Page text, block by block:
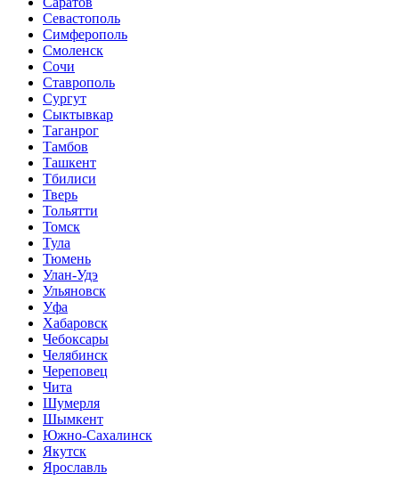
Севастополь
Симферополь
Смоленск
Сочи
Ставрополь
Сургут
Сыктывкар
Таганрог
Тамбов
Ташкент
Тбилиси
Тверь
Тольятти
Томск
Тула
Тюмень
Улан-Удэ
Ульяновск
Уфа
Хабаровск
Чебоксары
Челябинск
Череповец
Чита
Шумерля
Шымкент
Южно-Сахалинск
Якутск
Ярославль